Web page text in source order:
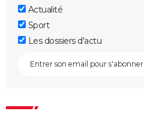
Actualité
Sport
Les dossiers d'actu